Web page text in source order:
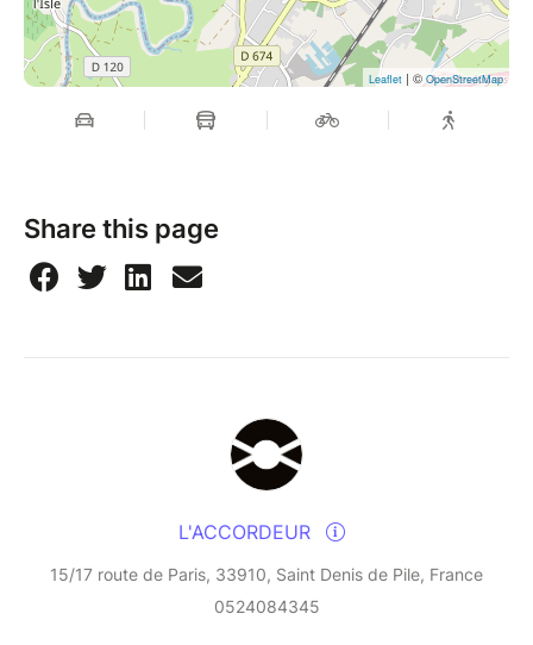
Leaflet | © OpenStreetMap
Share this page
L'ACCORDEUR
15/17 route de Paris, 33910, Saint Denis de Pile, France
0524084345